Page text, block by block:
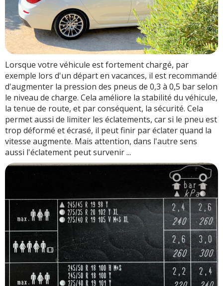
Lorsque votre véhicule est fortement chargé, par
exemple lors d'un départ en vacances, il est recommandé
d'augmenter la pression des pneus de 0,3 à 0,5 bar selon
le niveau de charge. Cela améliore la stabilité du véhicule,
la tenue de route, et par conséquent, la sécurité. Cela
permet aussi de limiter les éclatements, car si le pneu est
trop déformé et écrasé, il peut finir par éclater quand la
vitesse augmente. Mais attention, dans l'autre sens
aussi l'éclatement peut survenir ...